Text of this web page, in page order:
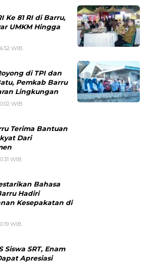
Ke 81 RI di Barru,
UMKM Hingga
WIB
di TPI dan
Pemkab Barru
Lingkungan
WIB
Terima Bantuan
Dari
WIB
Bahasa
Hadiri
Kesepakatan di
WIB
Siswa SRT, Enam
Apresiasi